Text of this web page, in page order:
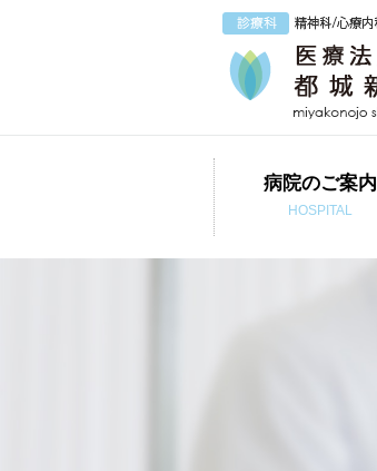
病院のご案内
HOSPITAL